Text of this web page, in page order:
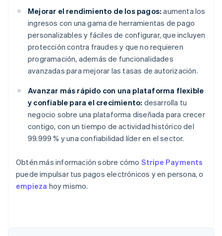
Mejorar el rendimiento de los pagos: aumenta los
ingresos con una gama de herramientas de pago
personalizables y fáciles de configurar, que incluyen
protección contra fraudes y que no requieren
programación, además de funcionalidades
avanzadas para mejorar las tasas de autorización.
Avanzar más rápido con una plataforma flexible
y confiable para el crecimiento: desarrolla tu
negocio sobre una plataforma diseñada para crecer
contigo, con un tiempo de actividad histórico del
99.999 % y una confiabilidad líder en el sector.
Obtén más información sobre cómo Stripe Payments
puede impulsar tus pagos electrónicos y en persona, o
empieza hoy mismo.